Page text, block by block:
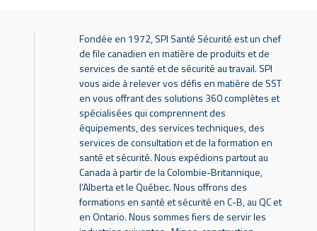
Fondée en 1972, SPI Santé Sécurité est un chef
de file canadien en matière de produits et de
services de santé et de sécurité au travail. SPI
vous aide à relever vos défis en matière de SST
en vous offrant des solutions 360 complètes et
spécialisées qui comprennent des
équipements, des services techniques, des
services de consultation et de la formation en
santé et sécurité. Nous expédions partout au
Canada à partir de la Colombie-Britannique,
l’Alberta et le Québec. Nous offrons des
formations en santé et sécurité en C-B, au QC et
en Ontario. Nous sommes fiers de servir les